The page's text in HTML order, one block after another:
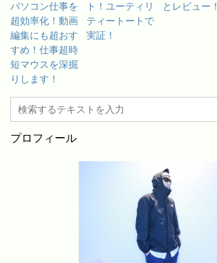
パソコン仕事を
超効率化！動画
編集にも超おす
すめ！仕事超時
短マウスを深掘
りします！
ト！ユーティリ
ティートートで
実証！
とレビュー！
プロフィール